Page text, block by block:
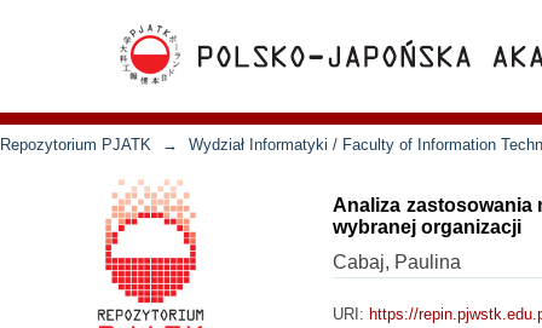
Repozytorium PJATK → Wydział Informatyki / Faculty of Information
Analiza zastosowania
wybranej organizacji
Cabaj, Paulina
URI: https://